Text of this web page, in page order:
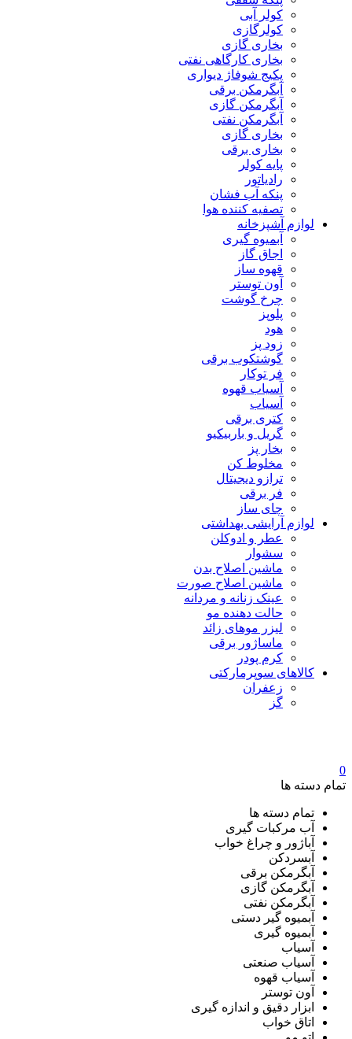
کولر آبی
کولرگازی
بخاری گازی
بخاری کارگاهی نفتی
پکیج شوفاژ دیواری
آبگرمکن برقی
آبگرمکن گازی
آبگرمکن نفتی
بخاری گازی
بخاری برقی
پایه کولر
رادیاتور
پنکه آب فشان
تصفیه کننده هوا
لوازم آشپزخانه
آبمیوه گیری
اجاق گاز
قهوه ساز
آون توستر
چرخ گوشت
پلوپز
هود
زود پز
گوشتکوب برقی
فر توکار
آسیاب قهوه
آسیاب
کتری برقی
گریل و باربیکیو
بخار پز
مخلوط کن
ترازو دیجیتال
فر برقی
چای ساز
لوازم آرایشی بهداشتی
عطر و ادوکلن
سشوار
ماشین اصلاح بدن
ماشین اصلاح صورت
عینک زنانه و مردانه
حالت دهنده مو
لیزر موهای زائد
ماساژور برقی
کرم پودر
کالاهای سوپرمارکتی
زعفران
گز
0
تمام دسته ها
تمام دسته ها
آب مرکبات گیری
آباژور و چراغ خواب
آبسردکن
آبگرمکن برقی
آبگرمکن گازی
آبگرمکن نفتی
آبمیوه گیر دستی
آبمیوه گیری
آسیاب
آسیاب صنعتی
آسیاب قهوه
آون توستر
ابزار دقیق و اندازه گیری
اتاق خواب